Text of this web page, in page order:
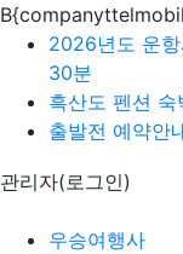
2026년도 운
30분
흑산도 펜션
출발전 예약안
관리자(로그인)
우승여행사